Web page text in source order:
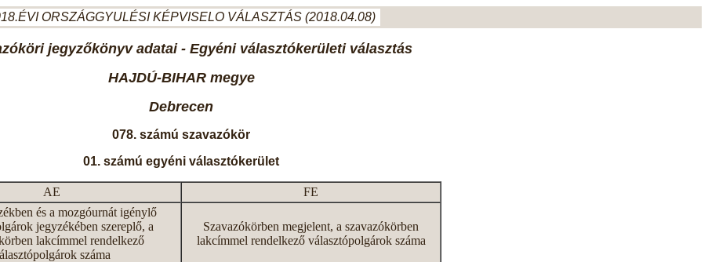
ORSZÁGGYULÉSI KÉPVISELO VÁLASZTÁS (2018.04.08)
jegyzőkönyv adatai - Egyéni választókerületi választás
HAJDÚ-BIHAR megye
Debrecen
078. számú szavazókör
01. számú egyéni választókerület
AE
FE
és a mozgóurnát igénylő
jegyzékében szereplő, a
lakcímmel rendelkező
száma
Szavazókörben megjelent, a szavazókörben
lakcímmel rendelkező választópolgárok száma